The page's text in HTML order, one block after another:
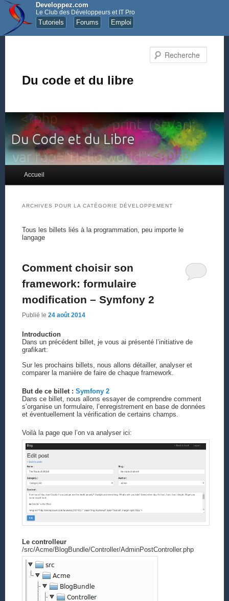
Developpez.com
Le Club des Développeurs et IT Pro
Tutoriels Forums Emploi
Du code et du libre
Aller au contenu principal
Aller au contenu secondaire
Accueil
ARCHIVES POUR LA CATÉGORIE DÉVELOPPEMENT
Tous les billets liés à la programmation, peu importe le
langage
Comment choisir son
framework: formulaire
modification – Symfony 2
Publié le 24 août 2014
Introduction
Dans un précédent billet, je vous ai présenté l’initiative de
grafikart:
Sur les prochains billets, nous allons détailler, analyser et
comparer la manière de faire de chaque framework.
But de ce billet : Symfony 2
Dans ce billet, nous allons essayer de comprendre comment
s’organise un formulaire, l’enregistrement en base de données
et éventuellement la vérification de certains champs.
Voilà la page que l’on va analyser ici:
Le controlleur
/src/Acme/BlogBundle/Controller/AdminPostController.php